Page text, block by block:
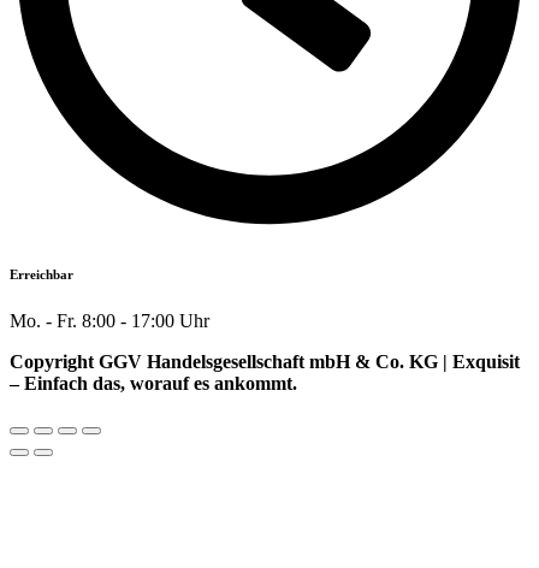
Erreichbar
Mo. - Fr. 8:00 - 17:00 Uhr
Copyright GGV Handelsgesellschaft mbH & Co. KG | Exquisit
– Einfach das, worauf es ankommt.